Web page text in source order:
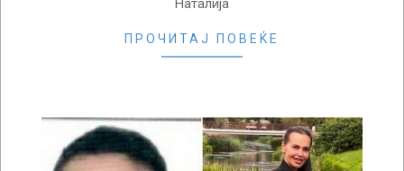
Наталија
ПРОЧИТАЈ ПОВЕЌЕ